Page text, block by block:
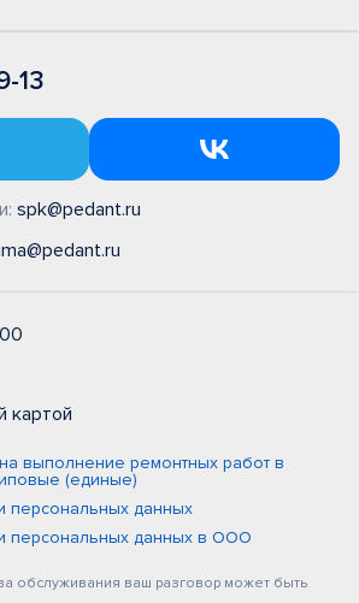
13
spk@pedant.ru
картой
выполнение ремонтных работ в
(единые)
персональных данных
персональных данных в ООО
обслуживания ваш разговор может быть